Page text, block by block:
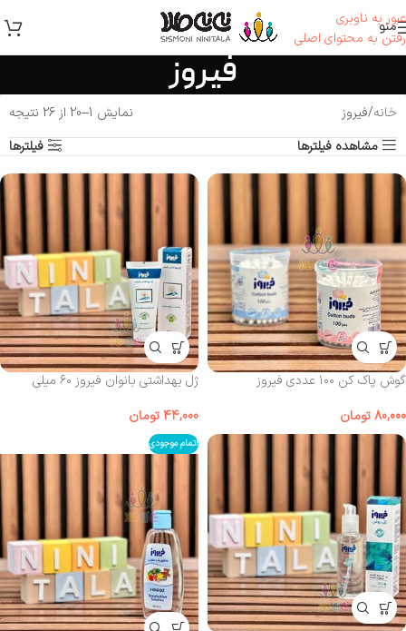
عبور به ناوبری
رفتن به محتوای اصلی
منو
فیروز
خانه فیروز
نمایش 1–20 از 26 نتیجه
مشاهده فیلترها
فیلترها
گوش‌ پاک‌ کن ۱۰۰ عددی فیروز
80,000تومان
ژل بهداشتی بانوان فیروز ۶۰ میلی‌
44,000 تومان
اتمام موجودی